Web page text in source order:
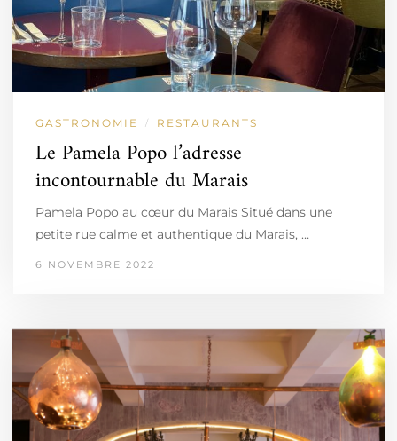
GASTRONOMIE / RESTAURANTS
Le Pamela Popo l’adresse
incontournable du Marais
Pamela Popo au cœur du Marais Situé dans une
petite rue calme et authentique du Marais, …
6 NOVEMBRE 2022